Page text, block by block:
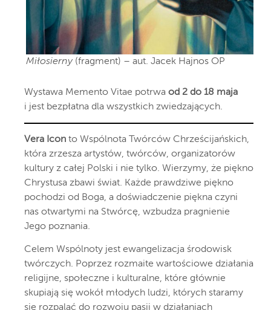
Miłosierny (fragment) – aut. Jacek Hajnos OP
Wystawa Memento Vitae potrwa od 2 do 18 maja
i jest bezpłatna dla wszystkich zwiedzających.
Vera Icon to Wspólnota Twórców Chrześcijańskich,
która zrzesza artystów, twórców, organizatorów
kultury z całej Polski i nie tylko. Wierzymy, że piękno
Chrystusa zbawi świat. Każde prawdziwe piękno
pochodzi od Boga, a doświadczenie piękna czyni
nas otwartymi na Stwórcę, wzbudza pragnienie
Jego poznania.
Celem Wspólnoty jest ewangelizacja środowisk
twórczych. Poprzez rozmaite wartościowe działania
religijne, społeczne i kulturalne, które głównie
skupiają się wokół młodych ludzi, których staramy
się rozpalać do rozwoju pasji w działaniach